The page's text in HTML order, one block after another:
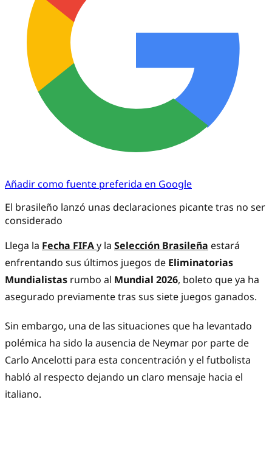
Añadir como fuente preferida en Google
El brasileño lanzó unas declaraciones picante tras no ser
considerado
Llega la Fecha FIFAy la Selección Brasileña estará
enfrentando sus últimos juegos de Eliminatorias
Mundialistas rumbo al Mundial 2026, boleto que ya ha
asegurado previamente tras sus siete juegos ganados.
Sin embargo, una de las situaciones que ha levantado
polémica ha sido la ausencia de Neymar por parte de
Carlo Ancelotti para esta concentración y el futbolista
habló al respecto dejando un claro mensaje hacia el
italiano.